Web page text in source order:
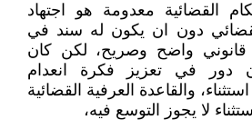
القضائية معدومة هو اجتهاد
دون ان يكون له سند في
قانوني واضح وصريح، لكن كان
دور في تعزيز فكرة انعدام
استثناء، والقاعدة العرفية القضائية
لا يجوز التوسع فيه،